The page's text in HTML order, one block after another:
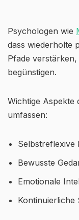
Psychologen wie
dass wiederholte
Pfade verstärken,
begünstigen.
Wichtige Aspekte
umfassen:
Selbstreflexive
Bewusste
Emotionale
Kontinuierliche